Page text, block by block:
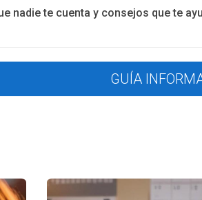
en actividades locales, como
nadie te cuenta y consejos que te
GUÍA